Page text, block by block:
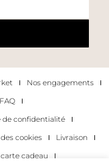
Nos engagements
FAQ
de confidentialité
cookies
Livraison
cadeau